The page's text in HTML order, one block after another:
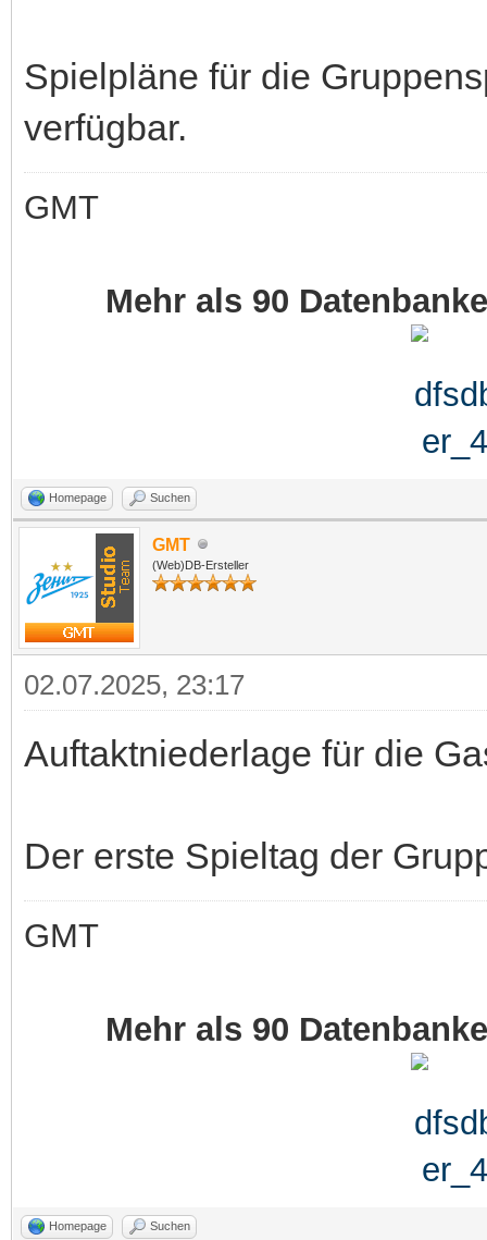
Spielpläne für die
verfügbar.
GMT
Mehr als 90
Homepage Suchen
GMT
(Web)DB-Ersteller
02.07.2025, 23:17
Auftaktniederlage für die
Der erste Spieltag der
GMT
Mehr als 90
Homepage Suchen